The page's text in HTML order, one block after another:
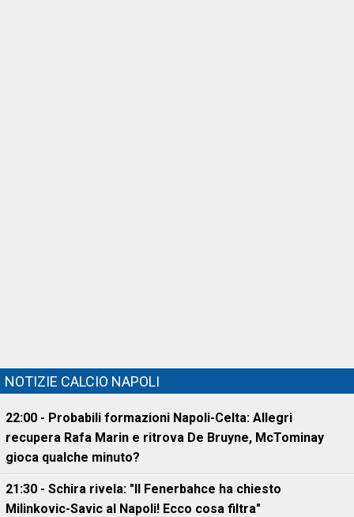
NOTIZIE CALCIO NAPOLI
22:00 - Probabili formazioni Napoli-Celta: Allegri
recupera Rafa Marin e ritrova De Bruyne, McTominay
gioca qualche minuto?
21:30 - Schira rivela: "Il Fenerbahce ha chiesto
Milinkovic-Savic al Napoli! Ecco cosa filtra"